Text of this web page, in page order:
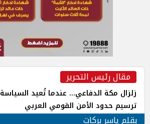
مقال رئيس التحرير
زلزال مكة الدفاعي... عندما تُعيد السياسة
ترسيم حدود الأمن القومي العربي
بقلم ياسر بركات